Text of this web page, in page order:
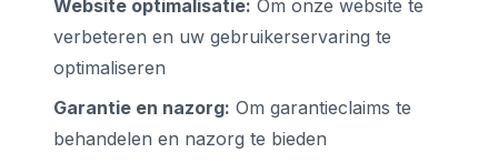
Website optimalisatie: Om onze website te
verbeteren en uw gebruikerservaring te
optimaliseren
Garantie en nazorg: Om garantieclaims te
behandelen en nazorg te bieden